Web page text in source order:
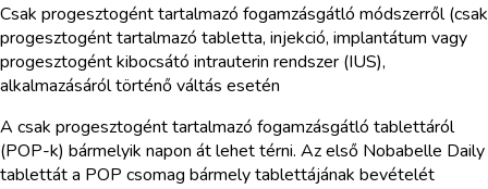
Csak progesztogént tartalmazó fogamzásgátló módszerről (csak
progesztogént tartalmazó tabletta, injekció, implantátum vagy
progesztogént kibocsátó intrauterin rendszer (IUS),
alkalmazásáról történő váltás esetén
A csak progesztogént tartalmazó fogamzásgátló tablettáról
(POP-k) bármelyik napon át lehet térni. Az első Nobabelle Daily
tablettát a POP csomag bármely tablettájának bevételét